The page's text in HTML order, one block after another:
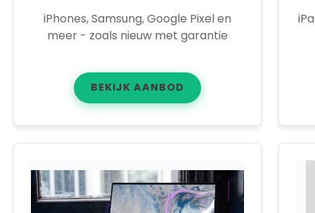
iPhones, Samsung, Google Pixel en
meer - zoals nieuw met garantie
BEKIJK AANBOD